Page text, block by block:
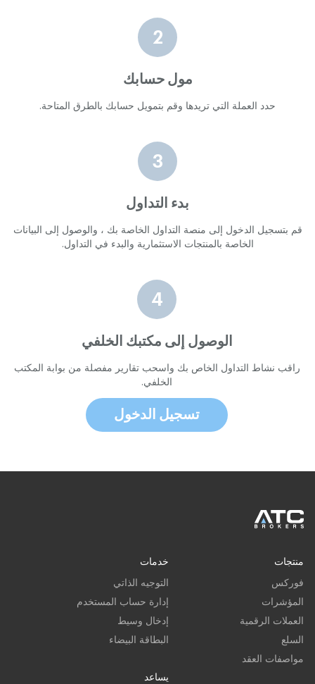
مول حسابك
حدد العملة التي تريدها وقم بتمويل حسابك بالطرق المتاحة.
بدء التداول
قم بتسجيل الدخول إلى منصة التداول الخاصة بك ، والوصول إلى البيانات
الخاصة بالمنتجات الاستثمارية والبدء في التداول.
الوصول إلى مكتبك الخلفي
راقب نشاط التداول الخاص بك واسحب تقارير مفصلة من بوابة المكتب
الخلفي.
تسجيل الدخول
منتجات
فوركس
المؤشرات
العملات الرقمية
السلع
مواصفات العقد
خدمات
التوجيه الذاتي
إدارة حساب المستخدم
إدخال وسيط
البطاقة البيضاء
يساعد